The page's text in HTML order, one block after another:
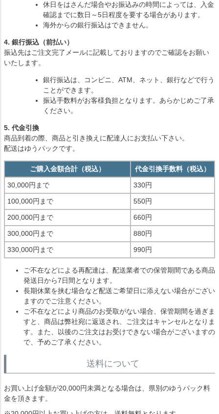
休日をはさんだ場合やお振込みの時間によっては、入金
確認までに数日～5日程度を要する場合があります。
海外からの銀行振込はできません。
4. 銀行振込（前払い）
振込先はご注文完了メールに記載しておりますのでご確認をお願い
いたします。
銀行振込は、コンビニ、ATM、ネット、銀行などで行う
ことができます。
振込手数料がお客様負担となります。あらかじめご了承
ください。
5. 代金引換
商品到着の際、商品と引き換えに配達人にお支払い下さい。
配送はゆうパックです。
ご購入金額合計（税込） 代金引換手数料（税込）
30,000円まで 330円
100,000円まで 550円
200,000円まで 660円
300,000円まで 880円
330,000円まで 990円
ご不在などによる再配達は、配送業者での保管期間である商品
発送日から7日間となります。
長期休業を挟む場合など配送ご希望日に添えない場合がござい
ますのでご注意ください。
ご不在などにより商品のお受取がない場合、保管期間を過ぎま
すと、商品は弊社宛に返送され、ご注文はキャンセルとなりま
す。また、以後のご注文はお受けできない場合がございますの
で、予めご了承ください。
送料について
お買い上げ金額が20,000円未満となる場合は、県別のゆうパック料
金を頂きます。